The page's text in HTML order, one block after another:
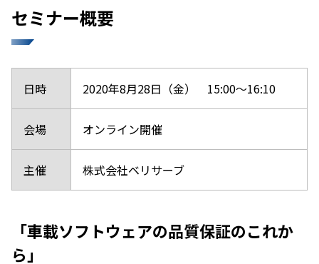
セミナー概要
日時 2020年8月28日（金） 15:00～16:10
会場 オンライン開催
主催 株式会社ベリサーブ
「車載ソフトウェアの品質保証のこれか
ら」